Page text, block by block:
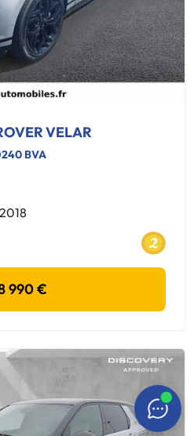
VELAR
BVA
2018
990 €